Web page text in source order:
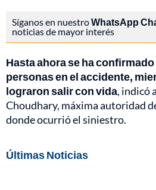
Síganos en nuestroWhatsApp
noticias de mayor interés
Hasta ahora se ha confirmado
personas en el accidente,
lograron salir con vida, indicó
Choudhary, máxima autoridad
donde ocurrió el siniestro.
Últimas Noticias